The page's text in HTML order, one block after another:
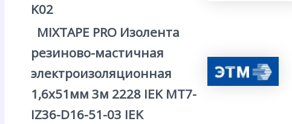
K02
MIXTAPE PRO Изолента
резиново-мастичная
электроизоляционная
1,6х51мм 3м 2228 IEK MT7-
IZ36-D16-51-03 IEK